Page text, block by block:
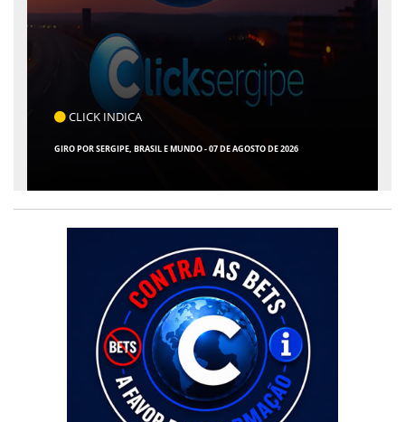
COTIDIANO
ENTRE AS CAPITAIS DO NORDESTE